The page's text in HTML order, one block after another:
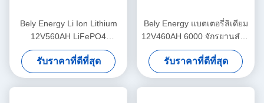
Bely Energy Li Ion Lithium
12V560AH LiFePO4
แบตเตอรี่ลิตยูม 24 วอลต์ สําห
รับรถบ้าน RV Off-Road
รับราคาที่ดีที่สุด
Bely Energy แบตเตอรี่ลิเดียม
12V460AH 6000 จักรยานสําห
รับรถไฟฟ้าเรือ มอเตอร์เรือ
รับราคาที่ดีที่สุด